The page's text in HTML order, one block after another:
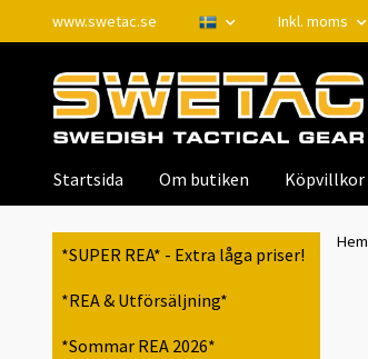
www.swetac.se Inkl. moms
Startsida Om butiken Köpvillkor
*SUPER REA* - Extra låga priser!
*REA & Utförsäljning*
*Sommar REA 2026*
Hem